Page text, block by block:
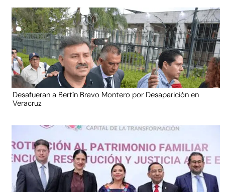
Desafueran a Bertín Bravo Montero por Desaparición en
Veracruz